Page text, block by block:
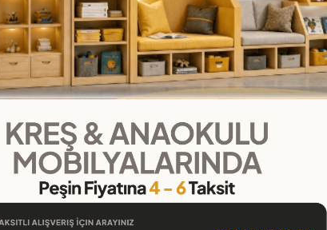
₺3,33 `den başlayan taksitlerle
Telefonla Favorilere İstek Listeme